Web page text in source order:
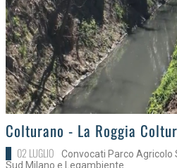
>
Colturano - La Roggia
02 LUGLIO
Convocati Parco Agricolo
Sud Milano e Legambiente